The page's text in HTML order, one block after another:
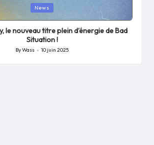
News
le nouveau titre plein d’énergie de Bad
Situation !
Posted
ByWass 10 juin 2025